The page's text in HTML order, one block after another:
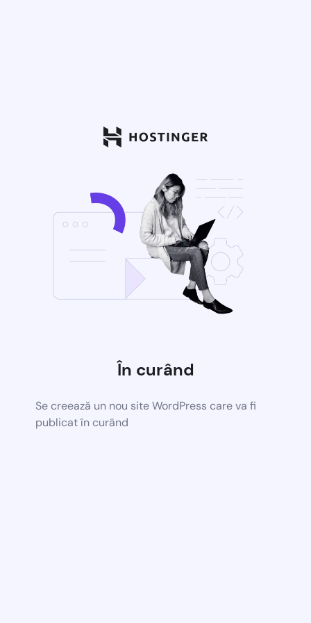
În curând
Se creează un nou site WordPress care va fi
publicat în curând